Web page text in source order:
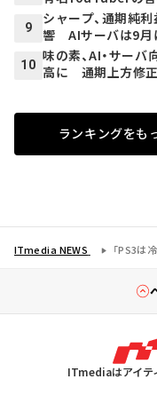
9
シャープ、通期純
響 AIサーバは9月
10
味の素、AI・サー
高に 通期上方修正
ランキングをも
ITmedia NEWS 「PS3は
ITmediaはアイテ